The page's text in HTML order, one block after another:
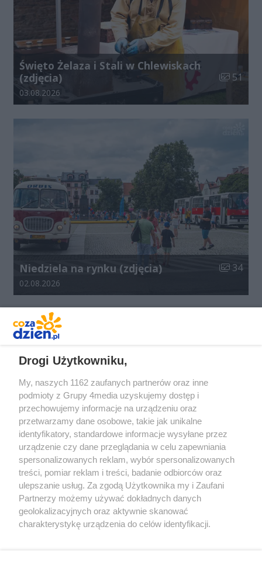
Święto Żelaza i Stali w Chlewiskach
(zdjęcia)
Liczba
51
Data dodania galerii:
03.08.2026
Niedziela na rynku (zdjęcia) Liczba
34
Data dodania galerii:
02.08.2026
Redakcja Reklama Prywatność
Praca Łódź
the:protocol
Drogi Użytkowniku,
My, naszych 1162 zaufanych partnerów oraz inne
podmioty z Grupy 4media uzyskujemy dostęp i
przechowujemy informacje na urządzeniu oraz
przetwarzamy dane osobowe, takie jak unikalne
identyfikatory, standardowe informacje wysyłane przez
urządzenie czy dane przeglądania w celu zapewniania
spersonalizowanych reklam, wybór spersonalizowanych
treści, pomiar reklam i treści, badanie odbiorców oraz
ulepszanie usług. Za zgodą Użytkownika my i Zaufani
Partnerzy możemy używać dokładnych danych
geolokalizacyjnych oraz aktywnie skanować
charakterystykę urządzenia do celów identyfikacji.